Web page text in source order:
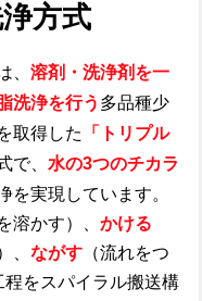
方式
、 溶剤・洗浄剤を一
洗浄を行う 多品種少
取得した
「トリプル
で、 水の3つのチカラ
を実現しています。
溶かす）、 かける
、 ながす （流れをつ
をスパイラル搬送構